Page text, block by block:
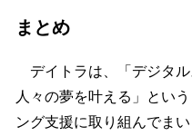
まとめ
デイトラは、「デジタル
人々の夢を叶える」とい
ング支援に取り組んでまい